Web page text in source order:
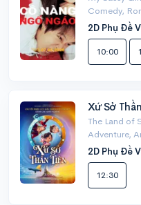
Comedy,
2D Phụ Đề
10:00
Xứ Sở
The Land of
Adventure,
2D Phụ Đề
12:30